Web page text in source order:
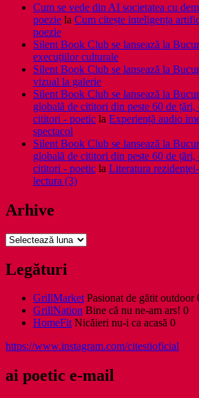
Cum se vede din AI societatea cu
poezie la Cum citește inteligența
poezie
Silent Book Club se lansează la
execuţiilor culturale
Silent Book Club se lansează la
vizual la galerie
Silent Book Club se lansează la
globală de cititori din peste 60 de
cititori - poetic la Experiență audio
spectacol
Silent Book Club se lansează la
globală de cititori din peste 60 de
cititori - poetic la Literatura
lectura (3)
Arhive
Arhive
Legături
GrillMarketPasionat de gătit outdoor
GrillNation Bine că nu ne-am ars! 0
HomeFitNicăieri nu-i ca acasă 0
https://www.instagram.com/citestioficial
ai poetic e-mail